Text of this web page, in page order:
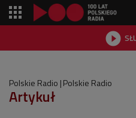

Polskie Radio Polskie Radio
Artykuł